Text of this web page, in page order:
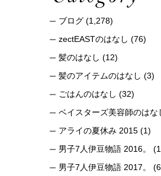
ブログ (1,278)
zectEASTのはなし (76)
髪のはなし (12)
髪のアイテムのはなし (3)
ごはんのはなし (32)
ベイスターズ美容師のはな
アライの夏休み 2015 (1)
男子7人伊豆物語 2016。
男子7人伊豆物語 2017。